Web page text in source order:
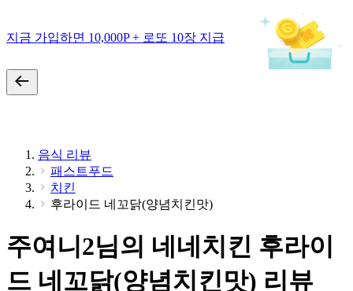
지금 가입하면 10,000P + 로또 10장 지급
음식 리뷰
패스트푸드
치킨
후라이드 네꼬닭(양념치킨맛)
주여니2님의 네네치킨 후라이
드 네꼬닭(양념치킨맛) 리뷰